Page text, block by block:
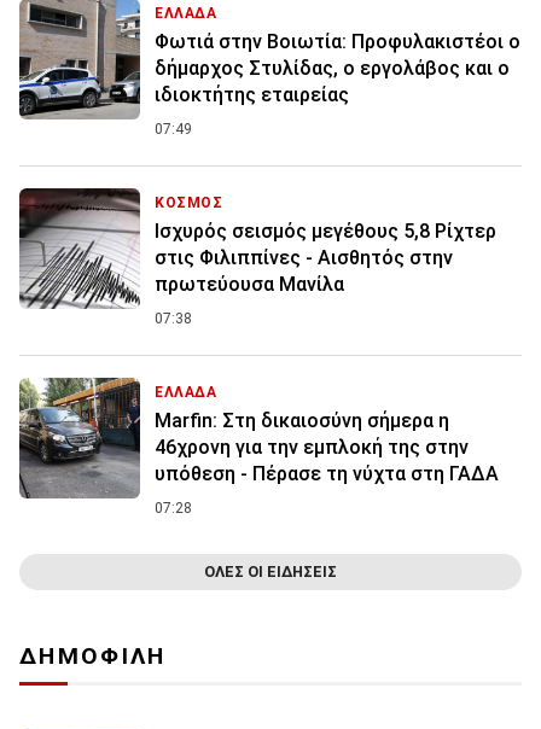
ΕΛΛΑΔΑ
Φωτιά στην Βοιωτία: Προφυλακιστέοι ο
δήμαρχος Στυλίδας, ο εργολάβος και ο
ιδιοκτήτης εταιρείας
07:49
ΚΟΣΜΟΣ
Ισχυρός σεισμός μεγέθους 5,8 Ρίχτερ
στις Φιλιππίνες - Αισθητός στην
πρωτεύουσα Μανίλα
07:38
ΕΛΛΑΔΑ
Marfin: Στη δικαιοσύνη σήμερα η
46χρονη για την εμπλοκή της στην
υπόθεση - Πέρασε τη νύχτα στη ΓΑΔΑ
07:28
ΟΛΕΣ ΟΙ ΕΙΔΗΣΕΙΣ
ΔΗΜΟΦΙΛΗ